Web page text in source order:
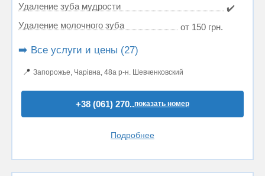
Удаление зуба мудрости
✔️
Удаление молочного зуба
от 150 грн.
➡️ Все услуги и цены (27)
📍 Запорожье, Чарівна, 48а р-н. Шевченковский
+38 (061) 270..показать номер
Подробнее